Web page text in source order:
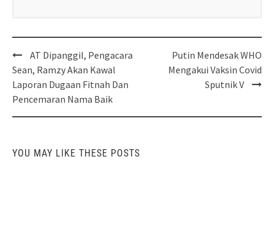
Post
navigation
AT Dipanggil, Pengacara
Sean, Ramzy Akan Kawal
Laporan Dugaan Fitnah Dan
Pencemaran Nama Baik
Putin Mendesak WHO
Mengakui Vaksin Covid
Sputnik V
YOU MAY LIKE THESE POSTS